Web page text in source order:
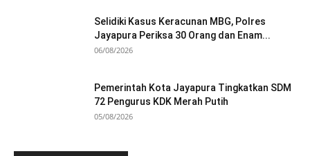
Selidiki Kasus Keracunan MBG, Polres
Jayapura Periksa 30 Orang dan Enam...
06/08/2026
Pemerintah Kota Jayapura Tingkatkan SDM
72 Pengurus KDK Merah Putih
05/08/2026